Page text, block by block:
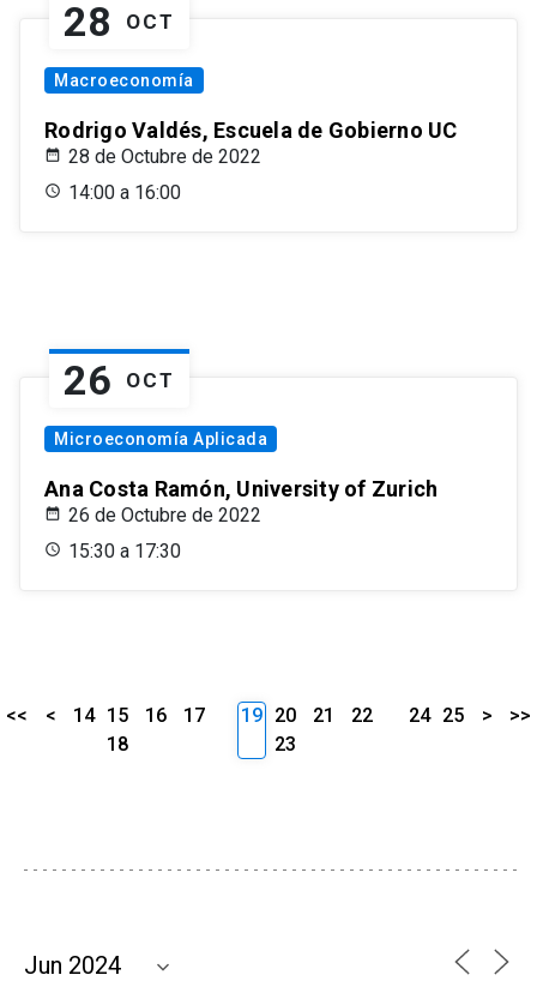
28 OCT
Macroeconomía
Rodrigo Valdés, Escuela de Gobierno UC
28 de Octubre de 2022
14:00 a 16:00
26 OCT
Microeconomía Aplicada
Ana Costa Ramón, University of Zurich
26 de Octubre de 2022
15:30 a 17:30
<< < 14 15 16
17
18
19 20 21
22
23
24 25 > >>